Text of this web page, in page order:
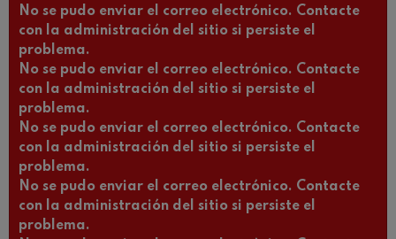
No se pudo enviar el correo electrónico. Contacte
con la administración del sitio si persiste el
problema.
No se pudo enviar el correo electrónico. Contacte
con la administración del sitio si persiste el
problema.
No se pudo enviar el correo electrónico. Contacte
con la administración del sitio si persiste el
problema.
No se pudo enviar el correo electrónico. Contacte
con la administración del sitio si persiste el
problema.